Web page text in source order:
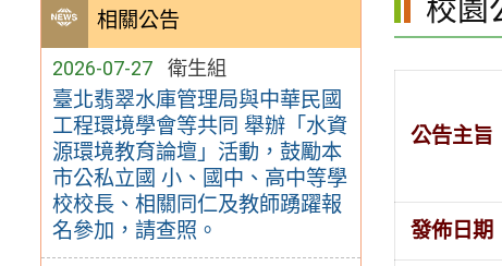
相關公告
2026-07-27 衛生組
臺北翡翠水庫管理局與中華民國
工程環境學會等共同 舉辦「水資
源環境教育論壇」活動，鼓勵本
市公私立國 小、國中、高中等學
校校長、相關同仁及教師踴躍報
名參加，請查照。
校園
公告主旨
發佈日期